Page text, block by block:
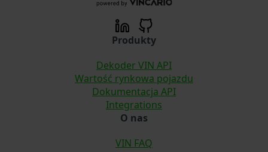
Produkty
Dekoder VIN API
Wartość rynkowa pojazdu
Dokumentacja API
Integrations
O nas
VIN FAQ